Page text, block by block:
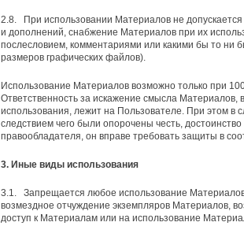
2.8. При использовании Материалов не
и дополнений, снабжение Материалов при их
послесловием, комментариями или какими бы то ни
размеров графических файлов).
Использование Материалов возможно только при
Ответственность за искажение смысла Материалов,
использования, лежит на Пользователе. При этом в
следствием чего были опорочены честь,
правообладателя, он вправе требовать защиты в
3. Иные виды использования
3.1. Запрещается любое использование
возмездное отчуждение экземпляров Материалов,
доступ к Материалам или на использование